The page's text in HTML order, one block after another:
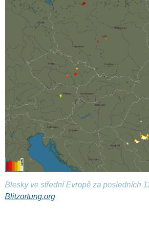
Blesky ve střední Evropě za posledních
Blitzortung.org